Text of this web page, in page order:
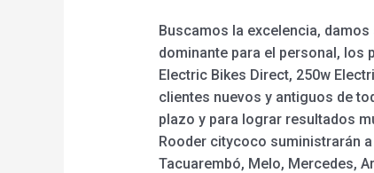
Buscamos la excelencia,
dominante para el personal, los
Electric Bikes Direct, 250w
clientes nuevos y antiguos de
plazo y para lograr resultados
Rooder citycoco suministrarán
Tacuarembó, Melo, Mercedes,